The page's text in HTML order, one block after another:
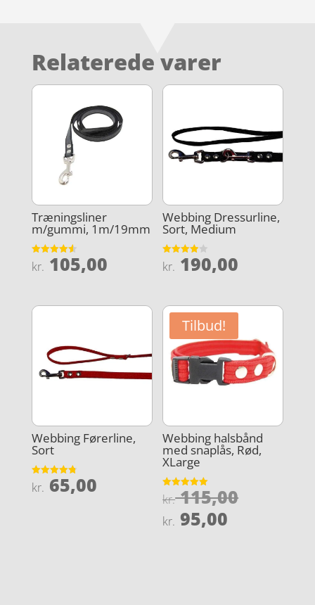
Relaterede varer
Træningsliner
m/gummi, 1m/19mm
Vurderet
4.6
kr. 105,00
Webbing Dressurline,
Sort, Medium
Vurderet
3.9
kr. 190,00
Webbing Førerline,
Sort
Vurderet
4.8
kr. 65,00
Tilbud!
Webbing halsbånd
med snaplås, Rød,
XLarge
Vurderet
5
kr.115,00Den
kr. 95,00